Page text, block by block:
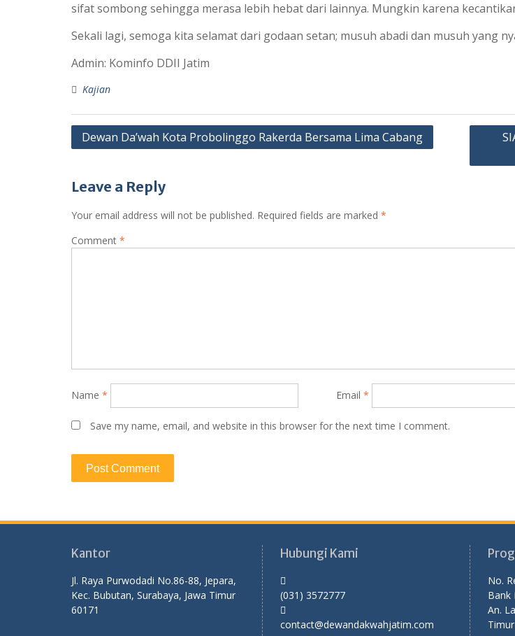
sifat sombong sehingga merasa lebih hebat dari lainnya. Mungkin karena
Sekali lagi, semoga kita selamat dari godaan setan; musuh abadi dan musuh yang
Admin: Kominfo DDII Jatim
Kajian
Post
Dewan Da’wah Kota Probolinggo Rakerda Bersama Lima Cabang
Leave a Reply
Your email address will not be published. Required fields are marked *
Comment *
Name * Email *
Save my name, email, and website in this browser for the next time I comment.
Kantor
Jl. Raya Purwodadi No.86-88, Jepara,
Kec. Bubutan, Surabaya, Jawa Timur
60171
Hubungi Kami
(031) 3572777
contact@dewandakwahjatim.com
No.
Bank
An.
Timur